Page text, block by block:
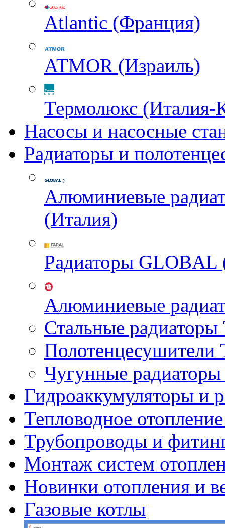
Atlantic (Франция)
ATMOR (Израиль)
Термолюкс (Италия-
Насосы и насосные
Радиаторы и
Алюминиевые
(Италия)
Радиаторы GLOBAL
Алюминиевые
Стальные
Чугунные
Гидроаккумуляторы и
Тепловодное
Трубопроводы и
Монтаж систем
Новинки отопления и
Газовые котлы